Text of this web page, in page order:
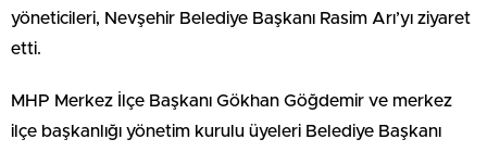
yöneticileri, Nevşehir Belediye Başkanı Rasim Arı’yı ziyaret
etti.
MHP Merkez İlçe Başkanı Gökhan Göğdemir ve merkez
ilçe başkanlığı yönetim kurulu üyeleri Belediye Başkanı